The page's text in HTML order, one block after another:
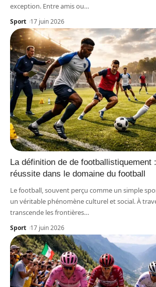
exception. Entre amis ou…
Sport 17 juin 2026
La définition de de footballistiquement
réussite dans le domaine du football
Le football, souvent perçu comme un simple
un véritable phénomène culturel et social. À
transcende les frontières…
Sport 17 juin 2026